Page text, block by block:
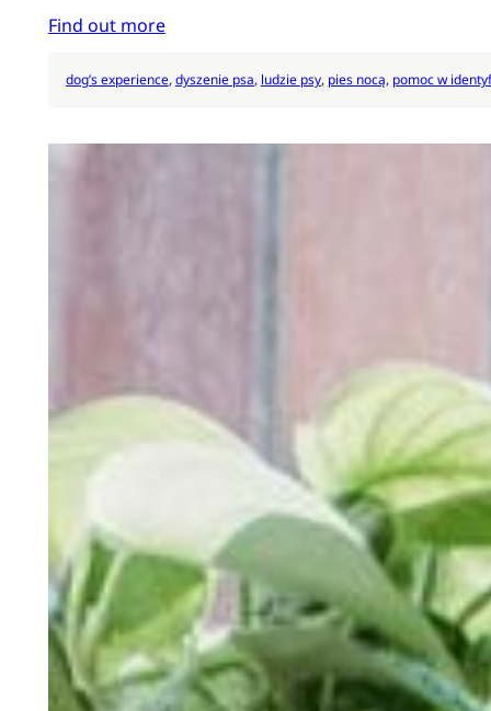
Find out more
dog’s experience, dyszenie psa, ludzie psy, pies nocą, pomoc w